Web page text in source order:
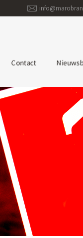
Contact